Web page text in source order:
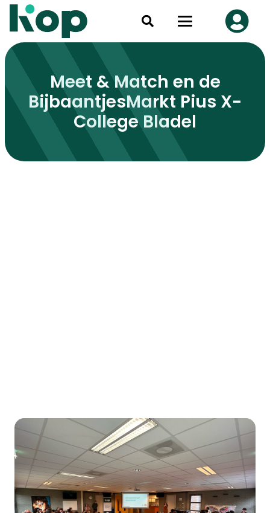
Meet & Match en de
BijbaantjesMarkt Pius X-
College Bladel